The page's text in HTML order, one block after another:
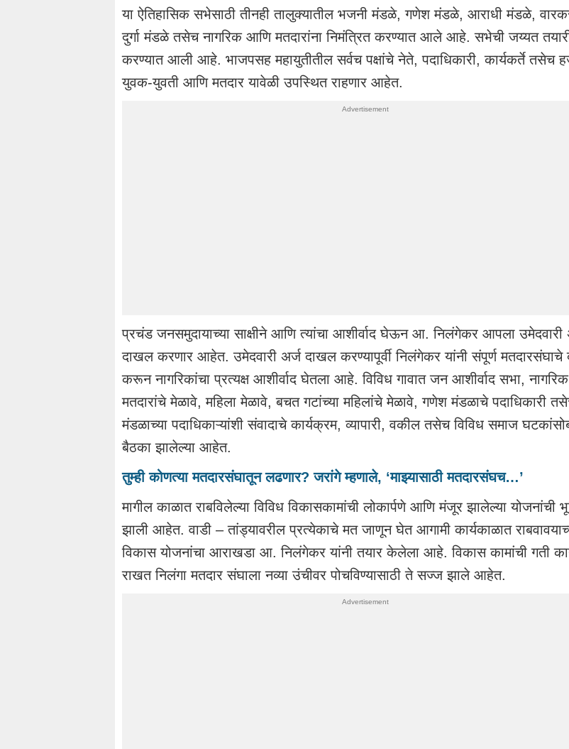
या ऐतिहासिक सभेसाठी तीनही तालुक्यातील भजनी मंडळे, गणेश मंडळे, आराधी मंडळे,
दुर्गा मंडळे तसेच नागरिक आणि मतदारांना निमंत्रित करण्यात आले आहे. सभेची जय्यत
करण्यात आली आहे. भाजपसह महायुतीतील सर्वच पक्षांचे नेते, पदाधिकारी, कार्यकर्ते तसेच
युवक-युवती आणि मतदार यावेळी उपस्थित राहणार आहेत.
प्रचंड जनसमुदायाच्या साक्षीने आणि त्यांचा आशीर्वाद घेऊन आ. निलंगेकर आपला उमेदवारी
दाखल करणार आहेत. उमेदवारी अर्ज दाखल करण्यापूर्वी निलंगेकर यांनी संपूर्ण मतदारसंघाचे
करून नागरिकांचा प्रत्यक्ष आशीर्वाद घेतला आहे. विविध गावात जन आशीर्वाद सभा,
मतदारांचे मेळावे, महिला मेळावे, बचत गटांच्या महिलांचे मेळावे, गणेश मंडळाचे पदाधिकारी
मंडळाच्या पदाधिकाऱ्यांशी संवादाचे कार्यक्रम, व्यापारी, वकील तसेच विविध समाज
बैठका झालेल्या आहेत.
तुम्ही कोणत्या मतदारसंघातून लढणार? जरांगे म्हणाले, ‘माझ्यासाठी मतदारसंघच…’
मागील काळात राबविलेल्या विविध विकासकामांची लोकार्पणे आणि मंजूर झालेल्या योजनांची
झाली आहेत. वाडी – तांड्यावरील प्रत्येकाचे मत जाणून घेत आगामी कार्यकाळात
विकास योजनांचा आराखडा आ. निलंगेकर यांनी तयार केलेला आहे. विकास कामांची गती
राखत निलंगा मतदार संघाला नव्या उंचीवर पोचविण्यासाठी ते सज्ज झाले आहेत.